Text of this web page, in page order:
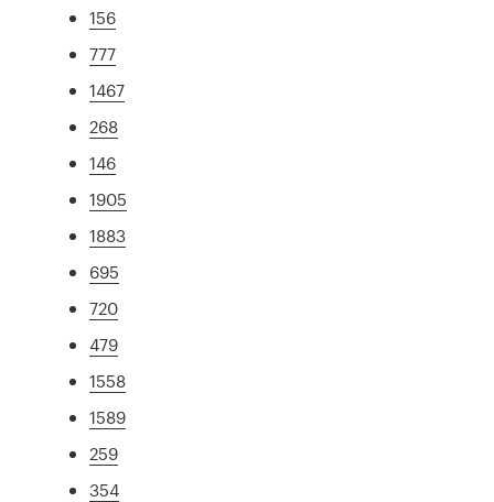
156
777
1467
268
146
1905
1883
695
720
479
1558
1589
259
354